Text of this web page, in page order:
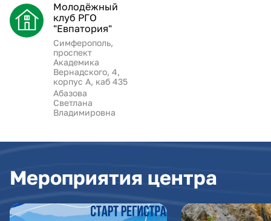
Молодёжный
клуб РГО
"Евпатория"
Симферополь,
проспект
Академика
Вернадского, 4,
корпус А, каб 435
Абазова
Светлана
Владимировна
Мероприятия центра